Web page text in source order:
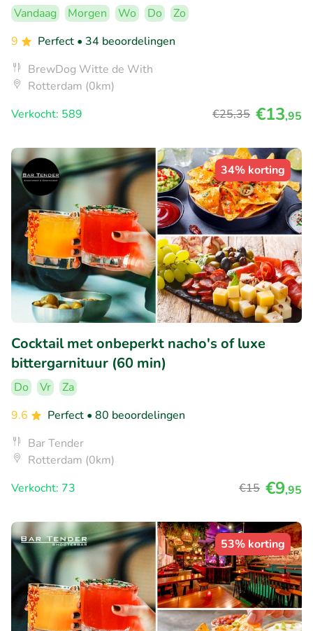
Vandaag Morgen Wo Do
Zo
9
Perfect • 34 beoordelingen
BrewDog Witte de With
Rotterdam (0km)
Verkocht: 589
€25,35 €13,95
34% korting
Cocktail met onbeperkt nacho's of luxe
bittergarnituur (60 min)
Do Vr
Za
9.6
Perfect • 80 beoordelingen
Bar Tender
Rotterdam (0km)
Verkocht: 73
€15 €9,95
53% korting